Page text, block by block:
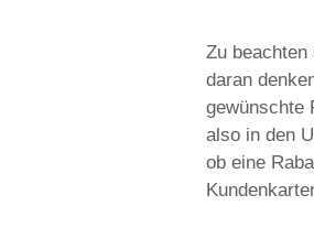
Zu
daran
gewünschte
also in den
ob eine